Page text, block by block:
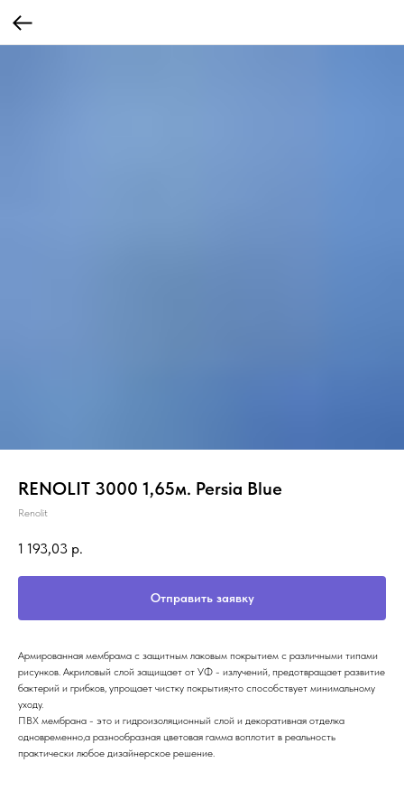
RENOLIT 3000 1,65м. Persia Blue
Renolit
1 193,03 р.
Отправить заявку
Армированная мембрама с защитным лаковым покрытием с различными типами
рисунков. Акриловый слой защищает от УФ - излучений, предотвращает развитие
бактерий и грибков, упрощает чистку покрытия,что способствует минимальному
уходу.
ПВХ мембрана - это и гидроизоляционный слой и декоративная отделка
одновременно,а разнообразная цветовая гамма воплотит в реальность
практически любое дизайнерское решение.